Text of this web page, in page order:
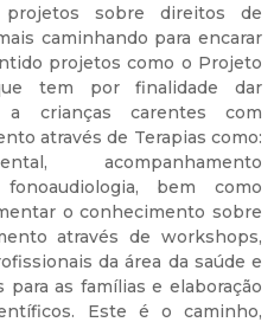
sobre direitos de
caminhando para encarar
projetos como o Projeto
tem por finalidade dar
a crianças carentes com
através de Terapias como:
acompanhamento
bem como
o conhecimento sobre
através de workshops,
da área da saúde e
para as famílias e elaboração
Este é o caminho,